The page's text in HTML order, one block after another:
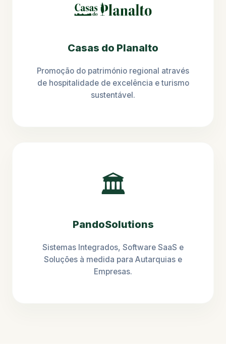
Casas do Planalto
Promoção do património regional através
de hospitalidade de excelência e turismo
sustentável.
🏛️
PandoSolutions
Sistemas Integrados, Software SaaS e
Soluções à medida para Autarquias e
Empresas.